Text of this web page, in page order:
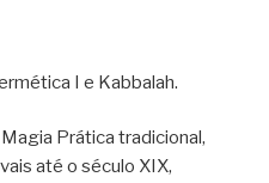
I e Kabbalah.
Prática tradicional,
até o século XIX,